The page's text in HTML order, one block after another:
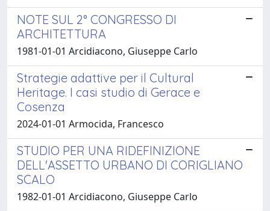
NOTE SUL 2° CONGRESSO DI
ARCHITETTURA
1981-01-01 Arcidiacono, Giuseppe Carlo
Strategie adattive per il Cultural
Heritage. I casi studio di Gerace e
Cosenza
2024-01-01 Armocida, Francesco
STUDIO PER UNA RIDEFINIZIONE
DELL'ASSETTO URBANO DI CORIGLIANO
SCALO
1982-01-01 Arcidiacono, Giuseppe Carlo